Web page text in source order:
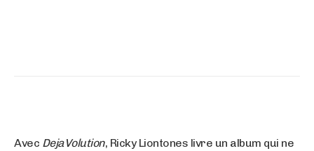
Avec DejaVolution, Ricky Liontones livre un album qui ne